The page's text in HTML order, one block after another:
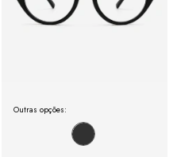
Outras opções: